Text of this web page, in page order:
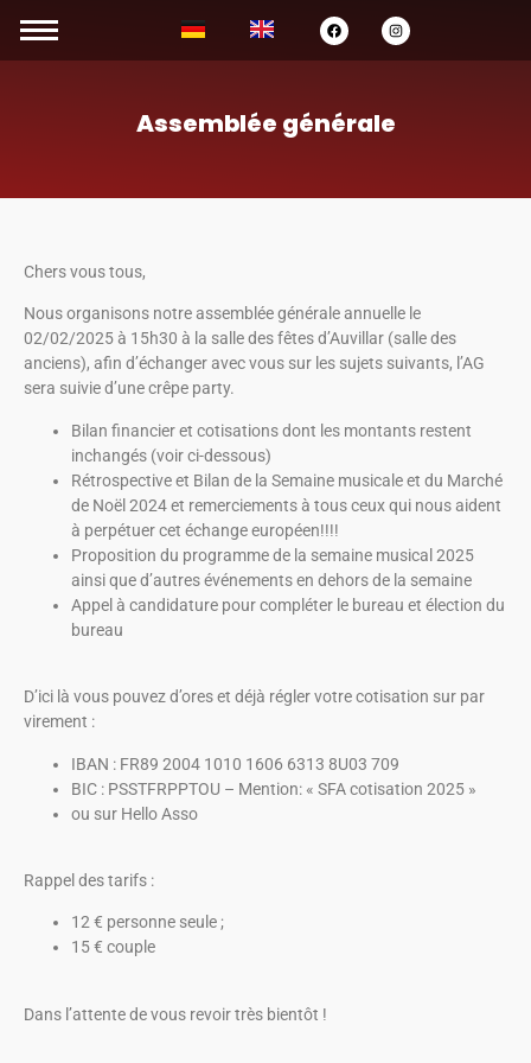
Assemblée générale
Chers vous tous,
Nous organisons notre assemblée générale annuelle le
02/02/2025 à 15h30 à la salle des fêtes d’Auvillar (salle des
anciens), afin d’échanger avec vous sur les sujets suivants, l’AG
sera suivie d’une crêpe party.
Bilan financier et cotisations dont les montants restent
inchangés (voir ci-dessous)
Rétrospective et Bilan de la Semaine musicale et du Marché
de Noël 2024 et remerciements à tous ceux qui nous aident
à perpétuer cet échange européen!!!!
Proposition du programme de la semaine musical 2025
ainsi que d’autres événements en dehors de la semaine
Appel à candidature pour compléter le bureau et élection du
bureau
D’ici là vous pouvez d’ores et déjà régler votre cotisation sur par
virement :
IBAN : FR89 2004 1010 1606 6313 8U03 709
BIC : PSSTFRPPTOU – Mention: « SFA cotisation 2025 »
ou sur Hello Asso
Rappel des tarifs :
12 € personne seule ;
15 € couple
Dans l’attente de vous revoir très bientôt !